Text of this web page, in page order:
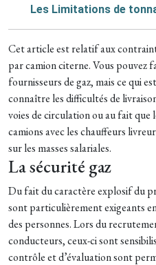
Les Limitations de
Cet article est relatif aux
par camion citerne. Vous pouvez
fournisseurs de gaz, mais ce qui
connaître les difficultés de
voies de circulation ou au fait que
camions avec les chauffeurs
sur les masses salariales.
La sécurité gaz
Du fait du caractère explosif du
sont particulièrement exigeants
des personnes. Lors du
conducteurs, ceux-ci sont
contrôle et d’évaluation sont